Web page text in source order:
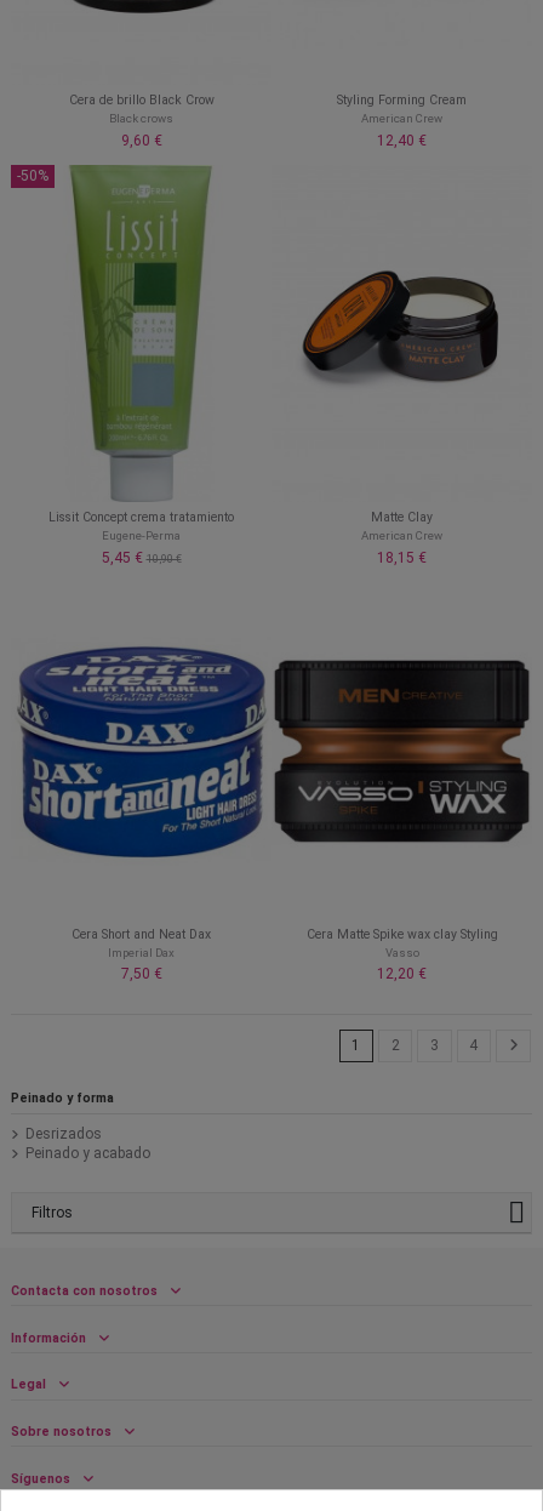
Cera de brillo Black Crow
Black crows
9,60 €
Styling Forming Cream
American Crew
12,40 €
-50%
Lissit Concept crema tratamiento
Eugene-Perma
5,45 €10,90 €
Matte Clay
American Crew
18,15 €
Cera Short and Neat Dax
Imperial Dax
7,50 €
Cera Matte Spike wax clay Styling
Vasso
12,20 €
1 2 3 4
Peinado y forma
Desrizados
Peinado y acabado
Filtros
Contacta con nosotros
Información
Legal
Sobre nosotros
Síguenos